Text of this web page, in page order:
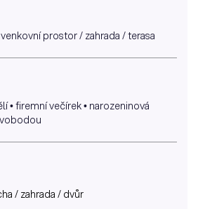
prostor / zahrada / terasa
• firemní večírek • narozeninová
/ zahrada / dvůr